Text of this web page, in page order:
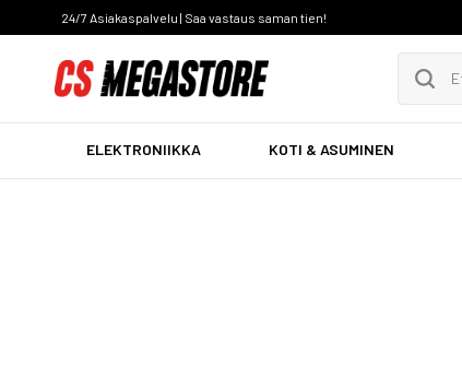
24/7 Asiakaspalvelu | Saa vastaus saman tien!
ELEKTRONIIKKA KOTI & ASUMINEN